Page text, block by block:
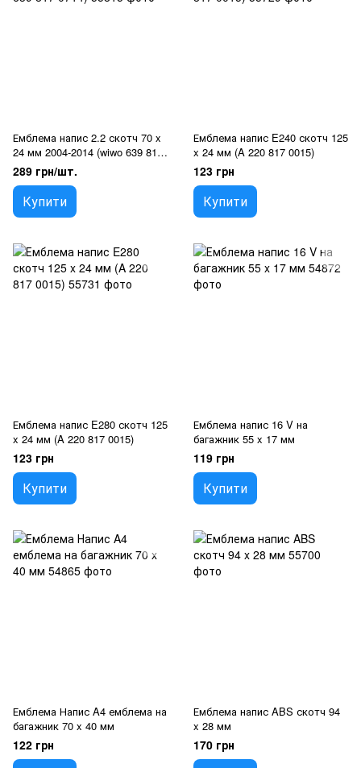
Емблема напис 2.2 скотч 70 x
24 мм 2004-2014 (wiwo 639 817
0714)
289 грн/шт.
Купити
Емблема напис E240 скотч 125
x 24 мм (A 220 817 0015)
123 грн
Купити
Емблема напис E280 скотч 125
x 24 мм (A 220 817 0015)
123 грн
Купити
Емблема напис 16 V на
багажник 55 x 17 мм
119 грн
Купити
Емблема Напис A4 емблема на
багажник 70 x 40 мм
122 грн
Емблема напис ABS скотч 94
x 28 мм
170 грн